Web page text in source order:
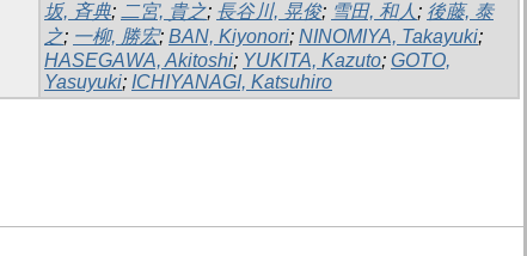
坂, 斉典; 二宮, 貴之; 長谷川, 晃俊; 雪田, 和人 ; 後藤, 泰
之; 一柳, 勝宏; BAN, Kiyonori; NINOMIYA, Takayuki;
HASEGAWA, Akitoshi; YUKITA, Kazuto; GOTO,
Yasuyuki; ICHIYANAGI, Katsuhiro